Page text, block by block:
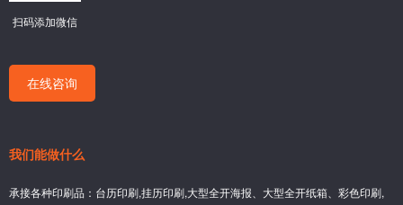
扫码添加微信
在线咨询
我们能做什么
承接各种印刷品：台历印刷,挂历印刷,大型全开海报、大型全开纸箱、彩色印刷,